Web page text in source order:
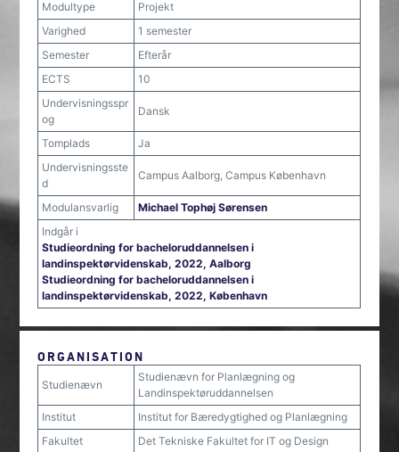
Modultype
Projekt
Varighed
1 semester
Semester
Efterår
ECTS
10
Undervisningsspr
og
Dansk
Tomplads
Ja
Undervisningsste
d
Campus Aalborg, Campus København
Modulansvarlig
Michael Tophøj Sørensen
Indgår i
Studieordning for bacheloruddannelsen i
landinspektørvidenskab, 2022, Aalborg
Studieordning for bacheloruddannelsen i
landinspektørvidenskab, 2022, København
ORGANISATION
Studienævn
Studienævn for Planlægning og
Landinspektøruddannelsen
Institut
Institut for Bæredygtighed og Planlægning
Fakultet
Det Tekniske Fakultet for IT og Design